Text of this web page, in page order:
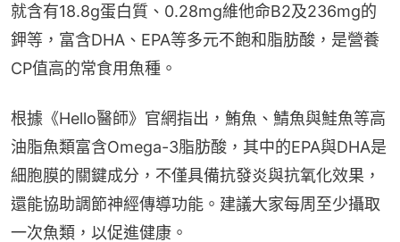
就含有18.8g蛋白質、0.28mg維他命B2及236mg的
鉀等，富含DHA、EPA等多元不飽和脂肪酸，是營養
CP值高的常食用魚種。
根據《Hello醫師》官網指出，鮪魚、鯖魚與鮭魚等高
油脂魚類富含Omega-3脂肪酸，其中的EPA與DHA是
細胞膜的關鍵成分，不僅具備抗發炎與抗氧化效果，
還能協助調節神經傳導功能。建議大家每周至少攝取
一次魚類，以促進健康。